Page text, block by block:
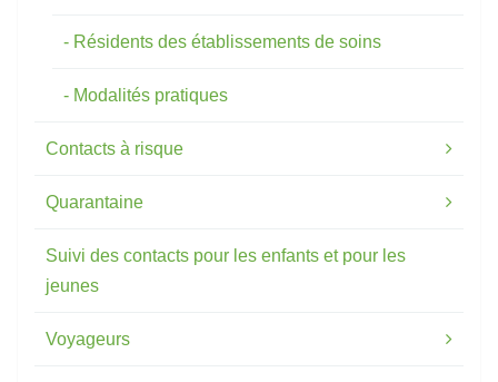
Résidents des établissements de soins
Modalités pratiques
Contacts à risque
Quarantaine
Suivi des contacts pour les enfants et pour les
jeunes
Voyageurs